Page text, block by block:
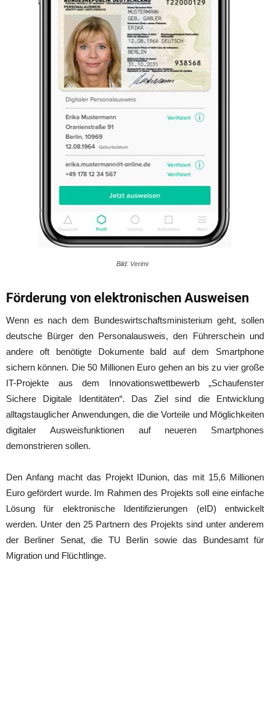
Bild: Verimi
Förderung von elektronischen Ausweisen
Wenn es nach dem Bundeswirtschaftsministerium geht, sollen
deutsche Bürger den Personalausweis, den Führerschein und
andere oft benötigte Dokumente bald auf dem Smartphone
sichern können. Die 50 Millionen Euro gehen an bis zu vier große
IT-Projekte aus dem Innovationswettbewerb „Schaufenster
Sichere Digitale Identitäten“. Das Ziel sind die Entwicklung
alltagstauglicher Anwendungen, die die Vorteile und Möglichkeiten
digitaler Ausweisfunktionen auf neueren Smartphones
demonstrieren sollen.
Den Anfang macht das Projekt IDunion, das mit 15,6 Millionen
Euro gefördert wurde. Im Rahmen des Projekts soll eine einfache
Lösung für elektronische Identifizierungen (eID) entwickelt
werden. Unter den 25 Partnern des Projekts sind unter anderem
der Berliner Senat, die TU Berlin sowie das Bundesamt für
Migration und Flüchtlinge.